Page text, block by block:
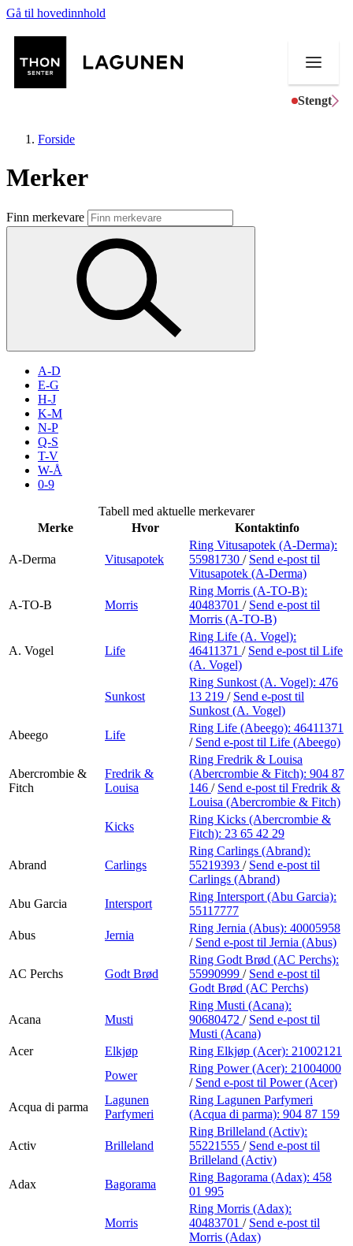
Gå til hovedinnhold
Stengt
Butikker
Mat og drikke
Aktiviteter
Inspirasjon
Søk
Parkering
Praktisk informasjon
Gavekort
Forside
Merker
Finn merkevare
A-D
E-G
H-J
K-M
N-P
Q-S
T-V
W-Å
0-9
Tabell med aktuelle merkevarer
Merke
Hvor Kontaktinfo
A-Derma Vitusapotek
Ring Vitusapotek (A-Derma):
55981730 / Send e-post til
Vitusapotek (A-Derma)
A-TO-B Morris
Ring Morris (A-TO-B):
40483701 / Send e-post til
Morris (A-TO-B)
A. Vogel Life
Ring Life (A. Vogel):
46411371 / Send e-post til Life
(A. Vogel)
Sunkost
Ring Sunkost (A. Vogel): 476
13 219 / Send e-post til
Sunkost (A. Vogel)
Abeego
Life
Ring Life (Abeego): 46411371
/ Send e-post til Life (Abeego)
Abercrombie &
Fitch
Fredrik &
Louisa
Ring Fredrik & Louisa
(Abercrombie & Fitch): 904 87
146 / Send e-post til Fredrik &
Louisa (Abercrombie & Fitch)
Kicks
Ring Kicks (Abercrombie &
Fitch): 23 65 42 29
Abrand Carlings
Ring Carlings (Abrand):
55219393 / Send e-post til
Carlings (Abrand)
Abu Garcia
Intersport
Ring Intersport (Abu Garcia):
55117777
Abus
Jernia
Ring Jernia (Abus): 40005958
/ Send e-post til Jernia (Abus)
AC Perchs Godt Brød
Ring Godt Brød (AC Perchs):
55990999 / Send e-post til
Godt Brød (AC Perchs)
Acana Musti
Ring Musti (Acana):
90680472 / Send e-post til
Musti (Acana)
Acer
Elkjøp Ring Elkjøp (Acer): 21002121
Power
Ring Power (Acer): 21004000
/ Send e-post til Power (Acer)
Acqua di parma
Lagunen
Parfymeri
Ring Lagunen Parfymeri
(Acqua di parma): 904 87 159
Activ Brilleland
Ring Brilleland (Activ):
55221555 / Send e-post til
Brilleland (Activ)
Adax
Bagorama
Ring Bagorama (Adax): 458
01 995
Morris
Ring Morris (Adax):
40483701 / Send e-post til
Morris (Adax)